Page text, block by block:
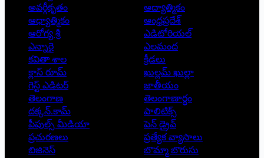
అవర్గీకృతం
ఆద్యాత్మికం
ఆధ్యాత్మికం
ఆంధ్రప్రదేశ్
ఆరోగ్య శ్రీ
ఎడిటోరియల్
ఎన్నారై
ఎలమంద
కవితా శాల
క్రీడలు
క్లాస్ రూమ్
ఖుల్లమ్ ఖుల్లా
గెస్ట్ ఎడిటర్
జాతీయం
తెలంగాణ
తెలంగాణార్థం
దక్కన్.కామ్
పాలిటిక్స్
పీపుల్స్ ‌మీడియా
పెన్ డ్రైవ్
ప్రచురణలు
ప్రత్యేక వ్యాసాలు
బిజినెస్
బొమ్మా బొరుసు